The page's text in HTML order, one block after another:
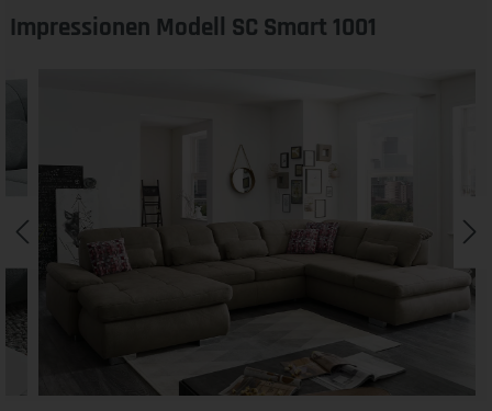
Impressionen Modell SC Smart 1001